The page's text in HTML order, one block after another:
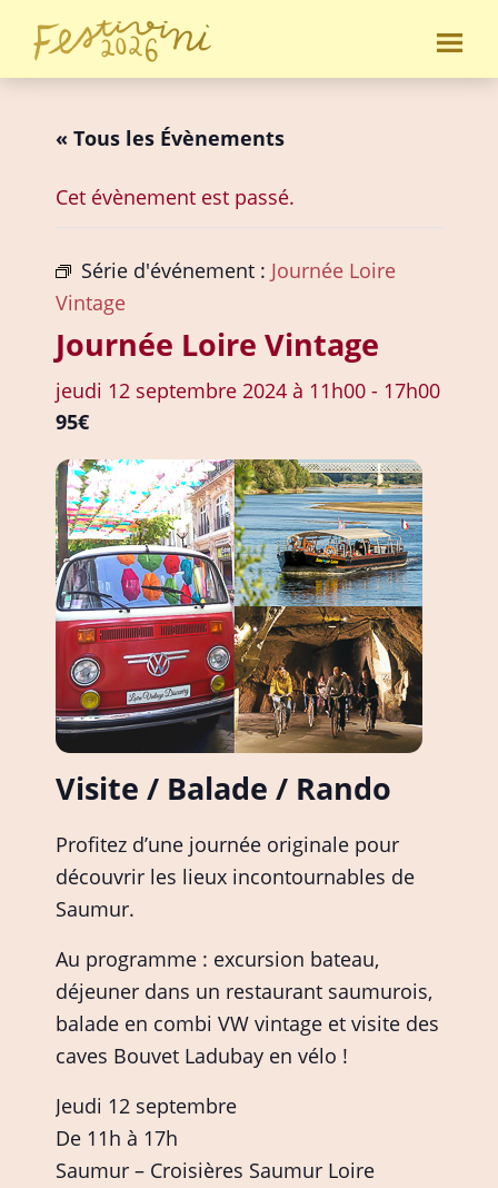
contenu
piedFestivini
« Tous les Évènements
Cet évènement est passé.
Série d'événement : Journée Loire
Vintage
Journée Loire Vintage
jeudi 12 septembre 2024 à 11h00 - 17h00
95€
Visite / Balade / Rando
Profitez d’une journée originale pour
découvrir les lieux incontournables de
Saumur.
Au programme : excursion bateau,
déjeuner dans un restaurant saumurois,
balade en combi VW vintage et visite des
caves Bouvet Ladubay en vélo !
Jeudi 12 septembre
De 11h à 17h
Saumur – Croisières Saumur Loire